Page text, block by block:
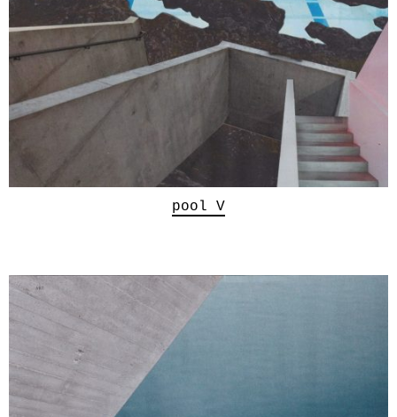
pool V